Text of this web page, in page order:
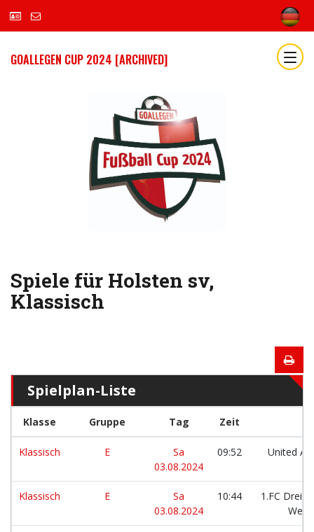
GOALLEGEN CUP 2024 [ARCHIVED]
Spiele für Holsten sv,
Klassisch
Spielplan-Liste
Klasse Gruppe Tag Zeit
Klassisch E
Sa
03.08.2024
09:52 United
Klassisch E
Sa
03.08.2024
10:44
1.FC